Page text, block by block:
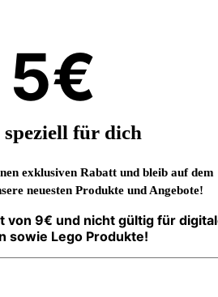
5€
für dich
exklusiven Rabatt und bleib auf dem
neuesten Produkte und Angebote!
von 9€ und nicht gültig für
sowie Lego Produkte!